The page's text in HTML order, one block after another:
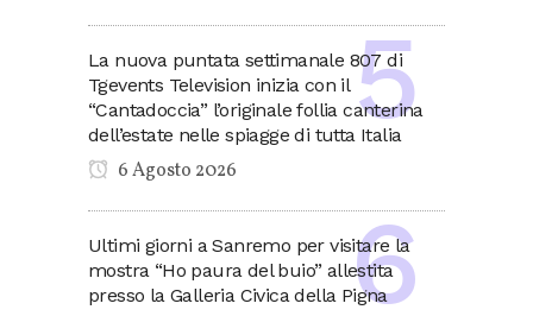
La nuova puntata settimanale 807 di
Tgevents Television inizia con il
“Cantadoccia” l’originale follia canterina
dell’estate nelle spiagge di tutta Italia
6 Agosto 2026
Ultimi giorni a Sanremo per visitare la
mostra “Ho paura del buio” allestita
presso la Galleria Civica della Pigna